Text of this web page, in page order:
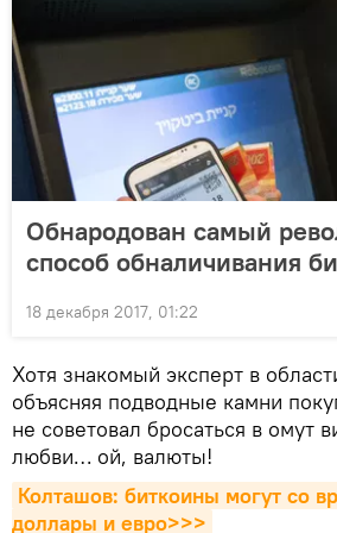
Обнародован самый
способ обналичивания
18 декабря 2017, 01:22
Хотя знакомый эксперт в
объясняя подводные камни
не советовал бросаться в омут
любви… ой, валюты!
Колташов: биткоины могут со
доллары и евро>>>